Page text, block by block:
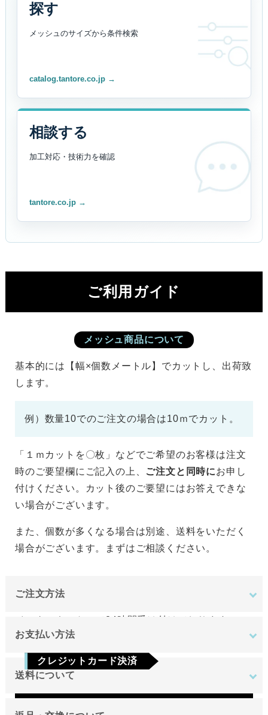
探す
メッシュのサイズから条件検索
catalog.tantore.co.jp →
相談する
加工対応・技術力を確認
tantore.co.jp →
ご利用ガイド
メッシュ商品について
基本的には【幅×個数メートル】でカットし、出荷致
します。
例）数量10でのご注文の場合は10ｍでカット。
「１ｍカットを〇枚」などでご希望のお客様は注文
時のご要望欄にご記入の上、 ご注文と同時にお申し
付けください。カット後のご要望にはお答えできな
い場合がございます。
また、個数が多くなる場合は別途、送料をいただく
場合がございます。まずはご相談ください。
ご注文方法
インターネットにて24時間受け付けております。
日のみです。
お支払い方法
クレジットカード決済
Visa Mastercard JCB
AMEX
送料について
地域